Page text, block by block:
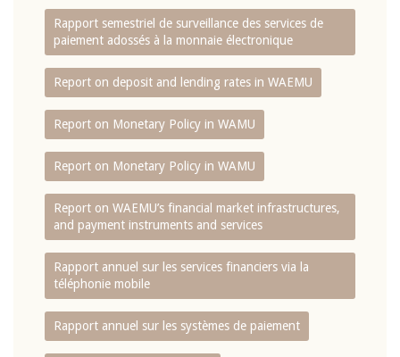
Rapport semestriel de surveillance des services de
paiement adossés à la monnaie électronique
Report on deposit and lending rates in WAEMU
Report on Monetary Policy in WAMU
Report on Monetary Policy in WAMU
Report on WAEMU’s financial market infrastructures,
and payment instruments and services
Rapport annuel sur les services financiers via la
téléphonie mobile
Rapport annuel sur les systèmes de paiement